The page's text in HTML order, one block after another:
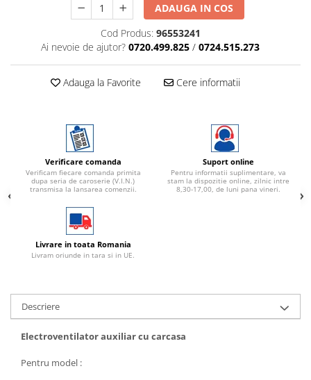
ADAUGA IN COS
Cod Produs: 96553241
Ai nevoie de ajutor? 0720.499.825 / 0724.515.273
Adauga la Favorite Cere informatii
Verificare comanda
Verificam fiecare comanda primita
dupa seria de caroserie (V.I.N.)
transmisa la lansarea comenzii.
Suport online
Pentru informatii suplimentare, va
stam la dispozitie online, zilnic intre
8,30-17,00, de luni pana vineri.
Livrare in toata Romania
Livram oriunde in tara si in UE.
Descriere
Electroventilator auxiliar cu carcasa
Pentru model :